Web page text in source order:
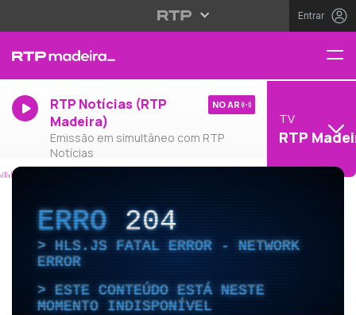
Entrar
RTP Notícias (RTP
Madeira)
Emissão em simultâneo com RTP
Notícias
NO AR
TV
RTP
ERRO204
HLS.JS FATAL ERROR - NETWORK
ERROR
ESTE CONTEÚDO ESTÁ NESTE
MOMENTO INDISPONÍVEL